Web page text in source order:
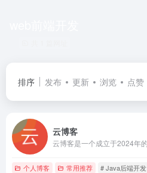
排序 发布 更新 浏览 点赞
云博客
个人博客 常用推荐 # Java后端开发